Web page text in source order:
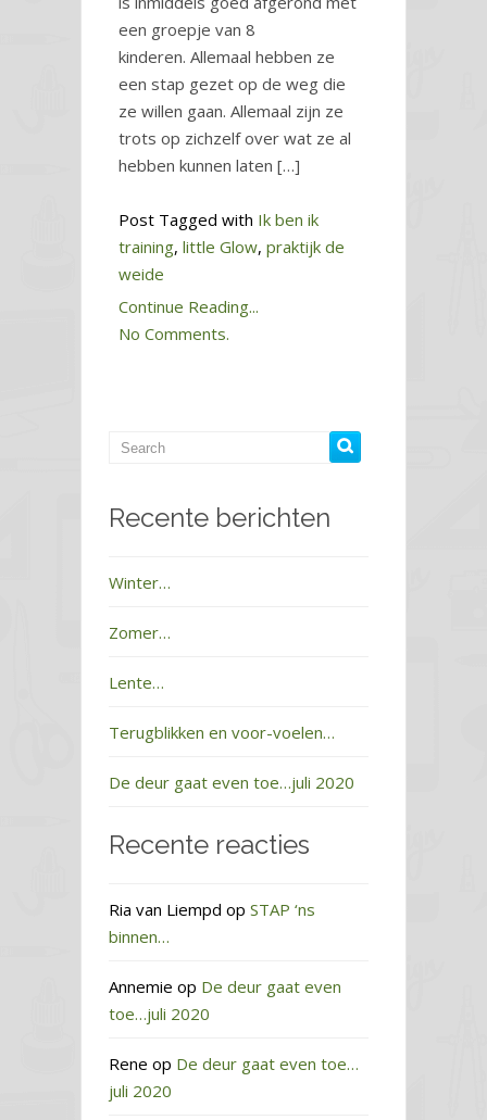
een groepje van 8
kinderen. Allemaal hebben ze
een stap gezet op de weg die
ze willen gaan. Allemaal zijn ze
trots op zichzelf over wat ze al
hebben kunnen laten […]
Post Tagged with Ik ben ik
training, little Glow, praktijk de
weide
Continue Reading...
No Comments.
Recente berichten
Winter…
Zomer…
Lente…
Terugblikken en voor-voelen…
De deur gaat even toe…juli 2020
Recente reacties
Ria van Liempd op STAP ‘ns
binnen…
Annemie op De deur gaat even
toe…juli 2020
Rene op De deur gaat even toe…
juli 2020